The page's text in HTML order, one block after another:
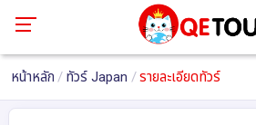
หน้าหลัก ทัวร์ Japan รายละเอียดทัวร์